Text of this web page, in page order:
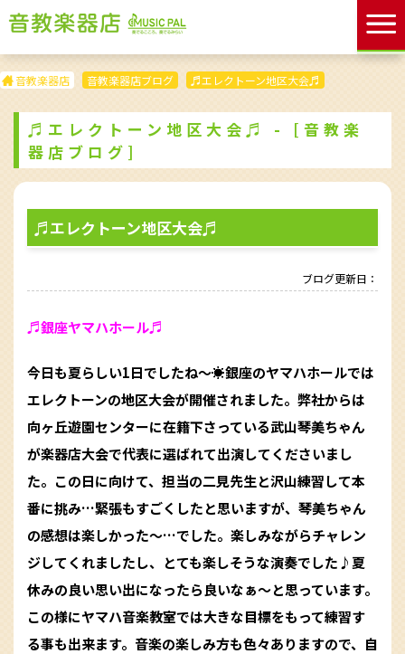
音教楽器店 音教楽器店ブログ ♬エレクトーン地区大会♬
♬エレクトーン地区大会♬ - [音教楽
器店ブログ]
♬エレクトーン地区大会♬
ブログ更新日：
♬銀座ヤマハホール♬
今日も夏らしい1日でしたね〜☀︎銀座のヤマハホールでは
エレクトーンの地区大会が開催されました。弊社からは
向ヶ丘遊園センターに在籍下さっている武山琴美ちゃん
が楽器店大会で代表に選ばれて出演してくださいまし
た。この日に向けて、担当の二見先生と沢山練習して本
番に挑み…緊張もすごくしたと思いますが、琴美ちゃん
の感想は楽しかった〜…でした。楽しみながらチャレン
ジしてくれましたし、とても楽しそうな演奏でした♪夏
休みの良い思い出になったら良いなぁ〜と思っています。
この様にヤマハ音楽教室では大きな目標をもって練習す
る事も出来ます。音楽の楽しみ方も色々ありますので、自